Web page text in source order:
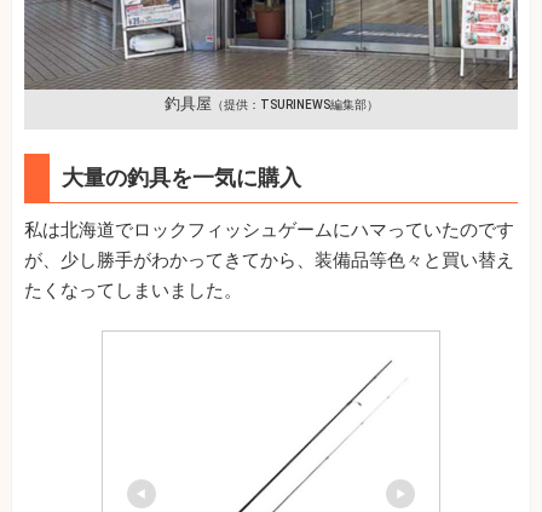
釣具屋 （提供：TSURINEWS編集部）
大量の釣具を一気に購入
私は北海道でロックフィッシュゲームにハマっていたのです
が、少し勝手がわかってきてから、装備品等色々と買い替え
たくなってしまいました。